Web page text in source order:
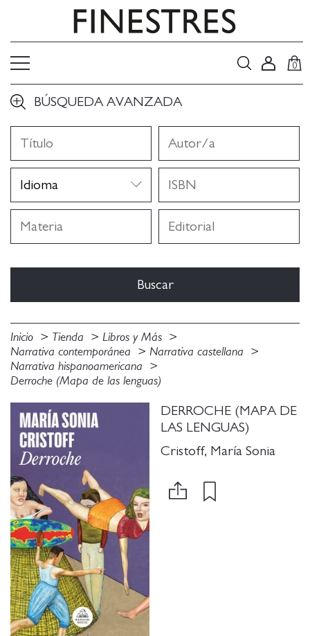
0
BÚSQUEDA AVANZADA
Inicio Tienda
Libros y Más
Narrativa contemporánea
Narrativa castellana
Narrativa hispanoamericana
Derroche (Mapa de las lenguas)
DERROCHE (MAPA DE
LAS LENGUAS)
Cristoff, María Sonia